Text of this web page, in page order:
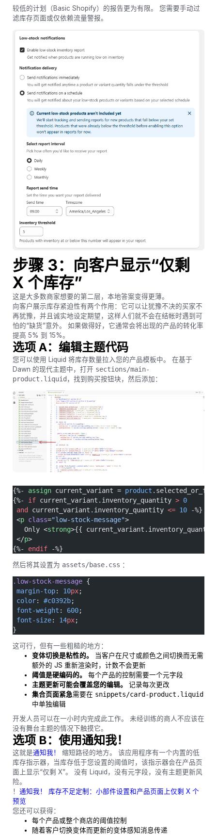
较低的计划（Basic Shopify）的报告更为有限。 您需要手动过
滤库存页面或仅依赖流量警报。
步骤 3：向客户显示“仅剩
X 个库存”
这是大多数商家想要的第二层，本地答案变得更薄。
向客户展示库存紧迫性有两个作用：它可以让犹豫不决的买家不
再犹豫，并且诚实地设定期望，这样人们就不会在结帐时遇到可
怕的“缺货”意外。 如果做得好，它通常会将出现的产品的转化率
提高 5% 到 15%。
选项 A：编辑主题代码
您可以使用 Liquid 将库存数量拉入您的产品模板中。 在基于
Dawn 的现代主题中，打开 sections/main-
product.liquid ，找到购买按钮块，然后添加：
{%- assign current_variant = product
{%- if current_variant.inventory_quantity > 0
and current_variant.inventory_quantity <= 10 -%}
<p class="low-stock-message">
   Only <
strong>{{
</p>
{%- endif -%}
然后将其设置为 assets/base.css ：
.low-stock-message {
margin-top: 10px;
color: #c0392b;
font-weight : 600;
font-size: 14px;
}
这可行，但有一些粗糙的地方：
变体切换是粘性的。
当客户在尺寸或颜色之间切换而无需
额外的 JS 重新渲染时，计数不会更新
阈值是硬编码的。
每个产品的控制需要一个元字段
主题更新可能会覆盖您的编辑。
记录每次更改
集合页面紧急需要在 snippets/card-product.liquid
中单独编辑
开发人员可以在一小时内完成此工作。 未经训练的商人不应该在
没有舞台主题的情况下触摸它。
选项 B：使用通知我！
这就是通知我！
缩短路径的地方。 该应用程序有一个内置的低
库存指示器，当库存低于您设置的阈值时，该指示器会在产品页
面上显示“仅剩 X”。 没有 Liquid，没有元字段，没有主题更新风
险。
！ 通知我！ 库存不足定制：小部件设置和产品页面上仅剩 X 个
预览
您还可以获得：
每个产品或整个商店的阈值控制
随着客户切换变体而更新的变体感知消息传递